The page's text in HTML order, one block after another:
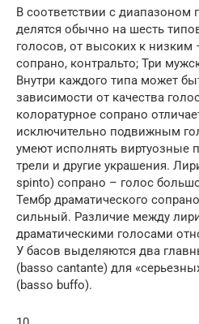
В соответствии с
делятся обычно на шесть
голосов, от высоких к низким
сопрано, контральто; Три
Внутри каждого типа может
зависимости от качества
колоратурное сопрано
исключительно подвижным
умеют исполнять виртуозные
трели и другие украшения.
spinto) сопрано – голос
Тембр драматического
сильный. Различие между
драматическими голосами
У басов выделяются два
(basso cantante) для
(basso buffo).